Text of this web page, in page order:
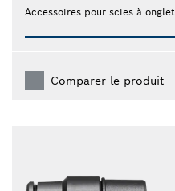
Accessoires pour scies à
Comparer le produit